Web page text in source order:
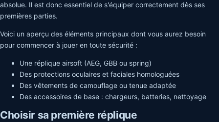
absolue. Il est donc essentiel de s'équiper correctement dès ses
premières parties.
Voici un aperçu des éléments principaux dont vous aurez besoin
pour commencer à jouer en toute sécurité :
Une réplique airsoft (AEG, GBB ou spring)
Des protections oculaires et faciales homologuées
Des vêtements de camouflage ou tenue adaptée
Des accessoires de base : chargeurs, batteries, nettoyage
Choisir sa première réplique